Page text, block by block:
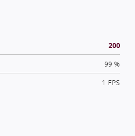
200
99 %
1 FPS